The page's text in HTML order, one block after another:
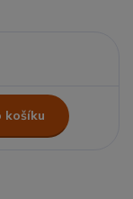
košíku